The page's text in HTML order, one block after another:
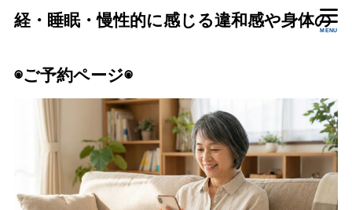
経・睡眠・慢性的に感じる違和感や身体の
MENU
◉ご予約ページ◉